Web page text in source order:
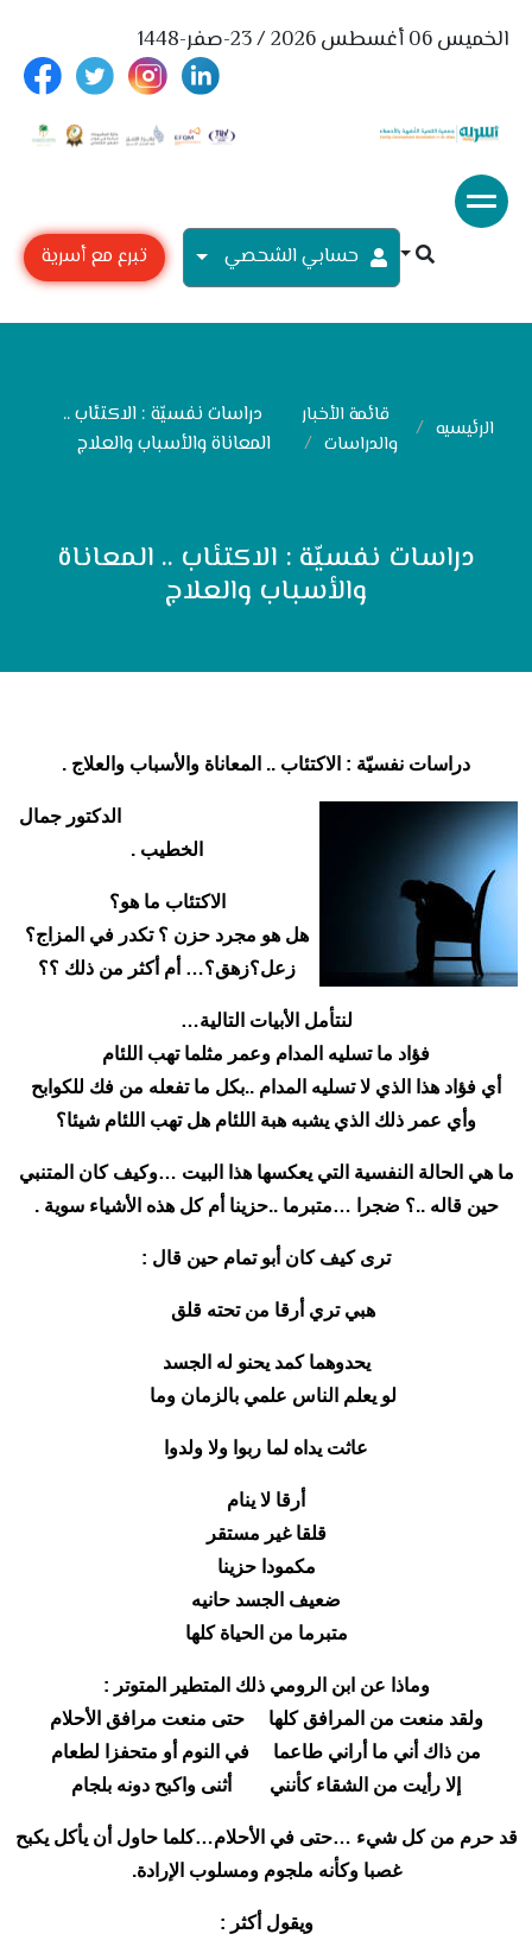
الخميس 06 أغسطس 2026 / 23-صفر-1448
حسابي الشحصي تبرع مع أسرية
الرئيسيه
قائمة الأخبار
والدراسات
دراسات نفسيّة : الاكتئاب ..
المعاناة والأسباب والعلاج
دراسات نفسيّة : الاكتئاب .. المعاناة
والأسباب والعلاج
دراسات نفسيّة : الاكتئاب .. المعاناة والأسباب والعلاج .
الدكتور جمال
الخطيب .
الاكتئاب ما هو؟
هل هو مجرد حزن ؟ تكدر في المزاج؟
زعل؟زهق؟… أم أكثر من ذلك ؟؟
لنتأمل الأبيات التالية…
فؤاد ما تسليه المدام وعمر مثلما تهب اللئام
أي فؤاد هذا الذي لا تسليه المدام ..بكل ما تفعله من فك للكوابح
وأي عمر ذلك الذي يشبه هبة اللئام هل تهب اللئام شيئا؟
ما هي الحالة النفسية التي يعكسها هذا البيت …وكيف كان المتنبي
حين قاله ..؟ ضجرا …متبرما ..حزينا أم كل هذه الأشياء سوية .
ترى كيف كان أبو تمام حين قال :
هبي تري أرقا من تحته قلق
يحدوهما كمد يحنو له الجسد
لو يعلم الناس علمي بالزمان وما
عاثت يداه لما ربوا ولا ولدوا
أرقا لا ينام
قلقا غير مستقر
مكمودا حزينا
ضعيف الجسد حانيه
متبرما من الحياة كلها
وماذا عن ابن الرومي ذلك المتطير المتوتر :
ولقد منعت من المرافق كلها حتى منعت مرافق الأحلام
من ذاك أني ما أراني طاعما في النوم أو متحفزا لطعام
إلا رأيت من الشقاء كأنني أثنى واكبح دونه بلجام
قد حرم من كل شيء …حتى في الأحلام…كلما حاول أن يأكل يكبح
غصبا وكأنه ملجوم ومسلوب الإرادة.
ويقول أكثر :